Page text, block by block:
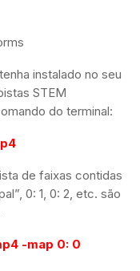
instalado no seu
STEM
do terminal:
de faixas contidas
0: 1, 0: 2, etc. são
-map 0: 0